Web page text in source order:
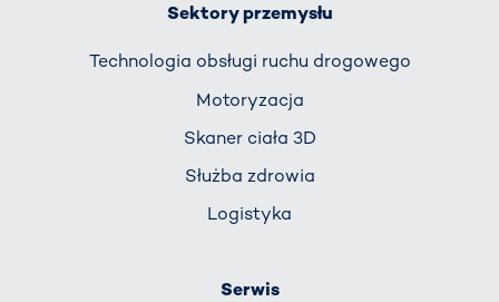
Sektory przemysłu
Technologia obsługi ruchu drogowego
Motoryzacja
Skaner ciała 3D
Służba zdrowia
Logistyka
Serwis